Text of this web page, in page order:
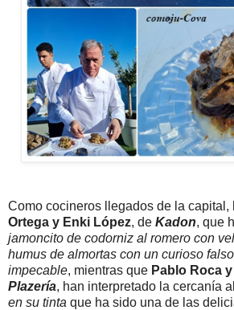
Como cocineros llegados de la capital,
Ortega y Enki López, de Kadon, que
jamoncito de codorniz al romero con
humus de almortas con un curioso
impecable, mientras que Pablo Roca
Plazería, han interpretado la cercanía
en su tinta que ha sido una de las